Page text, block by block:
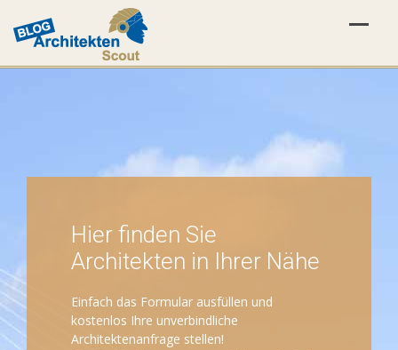
Hier finden Sie
Architekten in Ihrer Nähe
Einfach das Formular ausfüllen und
kostenlos Ihre unverbindliche
Architektenanfrage stellen!